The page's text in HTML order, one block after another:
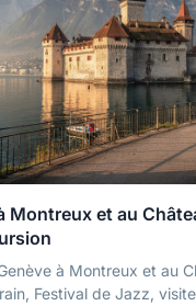
Montreux et au
à Montreux et au
Festival de Jazz,